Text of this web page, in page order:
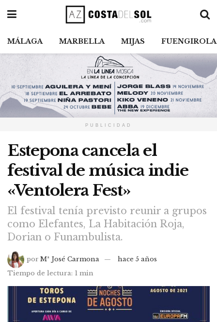
MÁLAGA MARBELLA MIJAS FUENGIROLA
PUBLICIDAD
Estepona cancela el
festival de música indie
«Ventolera Fest»
El festival tenía previsto reunir a grupos
como Elefantes, La Habitación Roja,
Dorian o Funambulista.
por Mª José Carmona
hace 5 años
Tiempo de lectura: 1 min